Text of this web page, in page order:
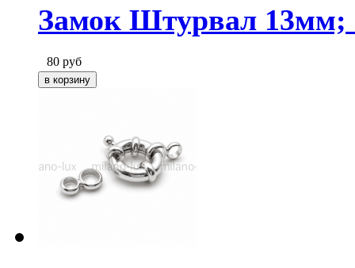
Замок Штурвал 13мм;
80 руб